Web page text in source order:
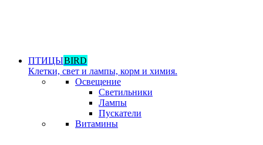
ПТИЦЫBIRD
Клетки, свет и лампы, корм и химия.
Освещение
Светильники
Лампы
Пускатели
Витамины